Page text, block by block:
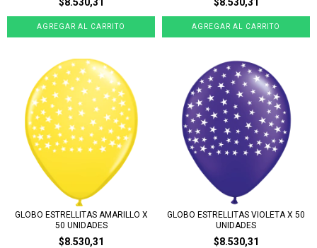
GLOBO ESTRELLITAS AMARILLO X
50 UNIDADES
$8.530,31
GLOBO ESTRELLITAS VIOLETA X 50
UNIDADES
$8.530,31